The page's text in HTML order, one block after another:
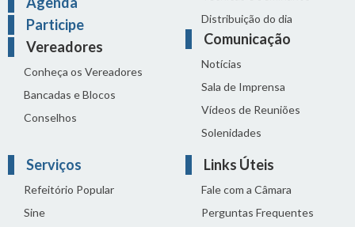
Participe
Vereadores
Conheça os Vereadores
Bancadas e Blocos
Conselhos
Distribuição do dia
Comunicação
Notícias
Sala de Imprensa
Vídeos de Reuniões
Solenidades
Serviços
Refeitório Popular
Sine
Links Úteis
Fale com a Câmara
Perguntas Frequentes